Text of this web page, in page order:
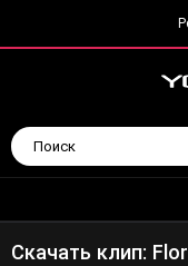
Скачать клип: